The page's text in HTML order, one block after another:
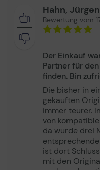
mehrfarbig
Multipack
Shop - Anzahl Seiten
Original
Hahn, Jürgen
Bewertung vom
Der Einkauf
Partner für
finden. Bin
Die bisher in
gekauften
immer teurer.
von
da wurde drei
ist dort
mit den